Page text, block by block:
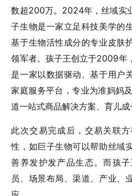
数超200万。2024年，丝域实
子生物是一家立足科技美学的
基于生物活性成分的专业皮肤
领军者。孩子王创立于2009年
是一家以数据驱动、基于用户
家庭服务平台，专业为准妈妈
道一站式商品解决方案、育儿成
此次交易完成后，交易关联
性，如巨子生物可以帮助丝域
善养发护发产品生态。而孩
员、场景布局、渠道、产业、